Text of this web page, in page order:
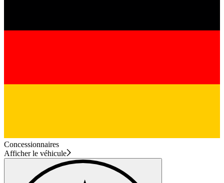
Concessionnaires
Afficher le véhicule